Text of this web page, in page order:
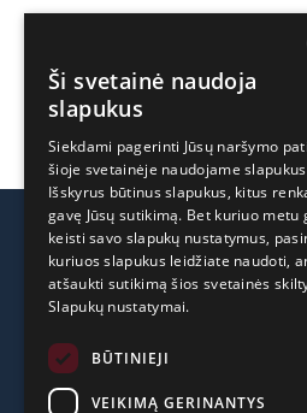
Privatumo politika
Ši svetainė naudoja
slapukus
Siekdami pagerinti Jūsų naršymo
šioje svetainėje naudojame
Išskyrus būtinus slapukus, kitus
gavę Jūsų sutikimą. Bet kuriuo metu
keisti savo slapukų nustatymus,
kuriuos slapukus leidžiate naudoti,
atšaukti sutikimą šios svetainės
Slapukų nustatymai.
BŪTINIEJI
VEIKIMĄ GERINANTYS